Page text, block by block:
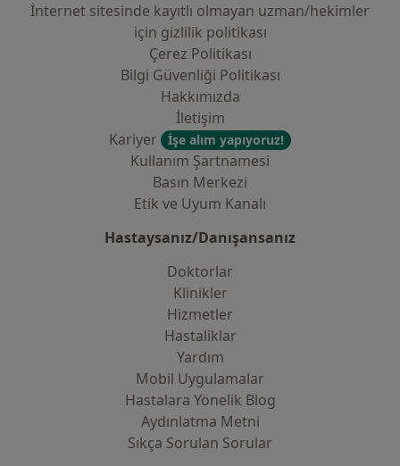
İnternet sitesinde kayıtlı olmayan uzman/hekimler
i̇çin gizlilik politikası
Çerez Politikası
Bilgi Güvenliği Politikası
Hakkımızda
İletişim
Kariyer
İşe alım yapıyoruz!
Kullanım Şartnamesi
Basın Merkezi
Etik ve Uyum Kanalı
Hastaysanız/Danışansanız
Doktorlar
Klinikler
Hizmetler
Hastaliklar
Yardım
Mobil Uygulamalar
Hastalara Yönelik Blog
Aydınlatma Metni
Sıkça Sorulan Sorular